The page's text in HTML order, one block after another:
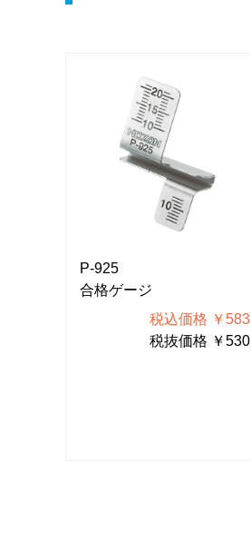
P-925
合格ゲージ
税込価格 ￥583
税抜価格 ￥530